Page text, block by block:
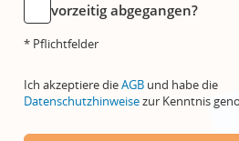
vorzeitig abgegangen?
* Pflichtfelder
Ich akzeptiere dieAGB und habe die
Datenschutzhinweisezur Kenntnis